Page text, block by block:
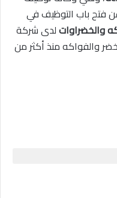
فتح باب التوظيف في
والخضراواتلدى شركة
والفواكه منذ أكثر من